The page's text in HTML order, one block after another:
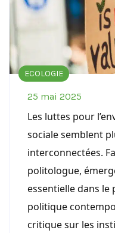
ECOLOGIE
25 mai 2025
Les luttes pour
sociale semblent
interconnectées.
politologue,
essentielle dans le
politique
critique sur les